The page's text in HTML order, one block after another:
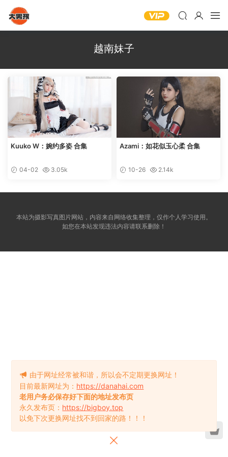
越南妹子
Kuuko W：婉约多姿 合集
04-02 3.05k
Azami：如花似玉心柔 合集
10-26 2.14k
本站为摄影写真图片网站，内容来自网络收集整理，仅作个人学习使用。
如您在本站发现违法内容请联系删除！
由于网址经常被和谐，所以会不定期更换网址！
目前最新网址为： https://danahai.com
老用户务必保存好下面的地址发布页
永久发布页： https://bigboy.top
以免下次更换网址找不到回家的路！！！